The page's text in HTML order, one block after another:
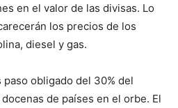
en el valor de las divisas. Lo
los precios de los
diesel y gas.
obligado del 30% del
de países en el orbe. El